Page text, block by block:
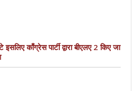
काँग्रेस पार्टी द्वारा बीएलए 2 किए जा